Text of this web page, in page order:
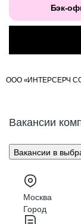
Бэк-
ООО «ИНТЕРСЕРЧ
Вакансии
Вакансии в
Москва
Город